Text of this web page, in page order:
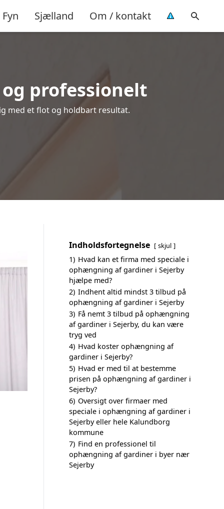
Fyn Sjælland Om / kontakt
professionelt
med et flot og holdbart resultat.
Indholdsfortegnelse skjul
1) Hvad kan et firma med speciale i
ophængning af gardiner i Sejerby
hjælpe med?
2) Indhent altid mindst 3 tilbud på
ophængning af gardiner i Sejerby
3) Få nemt 3 tilbud på ophængning
af gardiner i Sejerby, du kan være
tryg ved
4) Hvad koster ophængning af
gardiner i Sejerby?
5) Hvad er med til at bestemme
prisen på ophængning af gardiner i
Sejerby?
6) Oversigt over firmaer med
speciale i ophængning af gardiner i
Sejerby eller hele Kalundborg
kommune
7) Find en professionel til
ophængning af gardiner i byer nær
Sejerby